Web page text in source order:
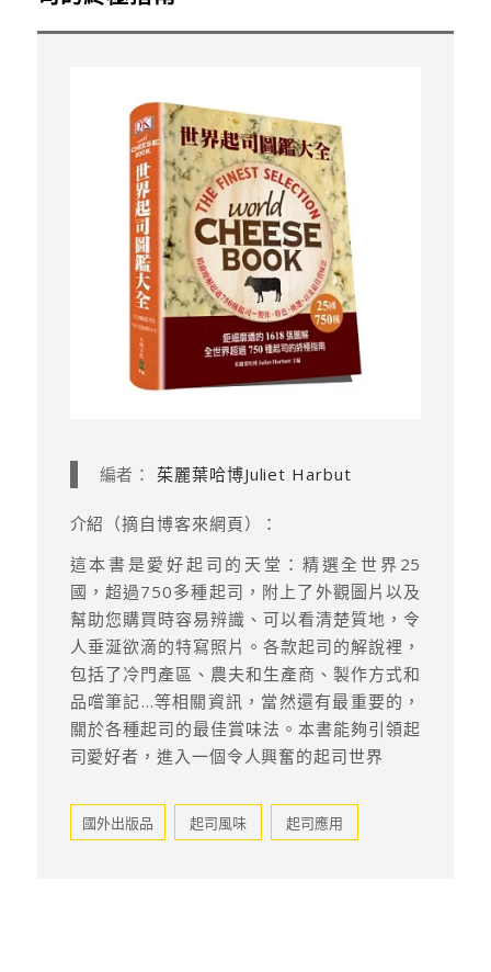
編者：茱麗葉哈博Juliet Harbut
介紹（摘自博客來網頁）：
這本書是愛好起司的天堂：精選全世界25
國，超過750多種起司，附上了外觀圖片以及
幫助您購買時容易辨識、可以看清楚質地，令
人垂涎欲滴的特寫照片。各款起司的解說裡，
包括了冷門產區、農夫和生產商、製作方式和
品嚐筆記…等相關資訊，當然還有最重要的，
關於各種起司的最佳賞味法。本書能夠引領起
司愛好者，進入一個令人興奮的起司世界
國外出版品 起司風味 起司應用